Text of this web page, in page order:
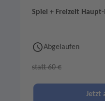
Spiel + Freizeit
Abgelaufen
statt 60 €
Jetzt